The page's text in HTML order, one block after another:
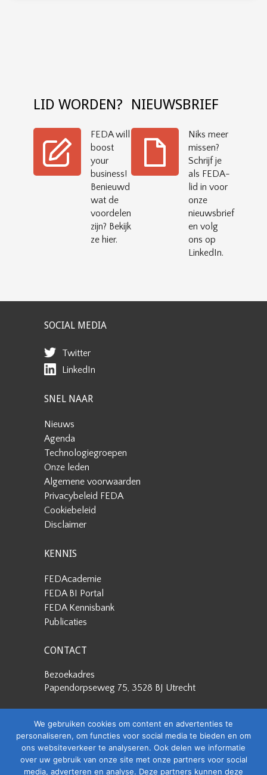
LID WORDEN?
FEDA will
boost
your
business!
Benieuwd
wat de
voordelen
zijn? Bekijk
ze hier.
NIEUWSBRIEF
Niks meer
missen?
Schrijf je
als FEDA-
lid in voor
onze
nieuwsbrief
en volg
ons op
LinkedIn.
SOCIAL MEDIA
Twitter
LinkedIn
SNEL NAAR
Nieuws
Agenda
Technologiegroepen
Onze leden
Algemene voorwaarden
Privacybeleid FEDA
Cookiebeleid
Disclaimer
KENNIS
FEDAcademie
FEDA BI Portal
FEDA Kennisbank
Publicaties
CONTACT
Bezoekadres
Papendorpseweg 75, 3528 BJ Utrecht
Papendorpseweg 75, 3528 BJ Utrecht
Stuur een e-mail
info@feda.nl
We gebruiken cookies om content en advertenties te
personaliseren, om functies voor social media te bieden en om
ons websiteverkeer te analyseren. Ook delen we informatie
over uw gebruik van onze site met onze partners voor social
media, adverteren en analyse. Deze partners kunnen deze